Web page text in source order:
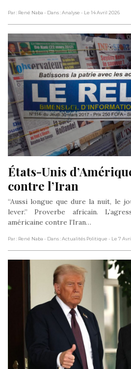
Par : René Naba - Dans : Analyse - Le 14 Avril 2026
États-Unis
contre l’Iran
“Aussi longue que dure la nuit, le
lever.” Proverbe africain.
américaine contre l’Iran…
Par : René Naba - Dans : Actualités Politique - Le 7